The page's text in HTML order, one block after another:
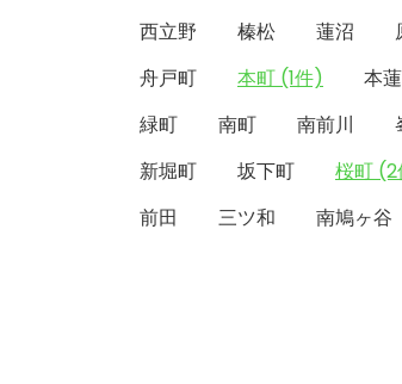
西立野
榛松 蓮沼
舟戸町
本町 (1件) 本蓮
緑町
南町 南前川
新堀町
坂下町 桜町
前田
三ツ和 南鳩ヶ谷